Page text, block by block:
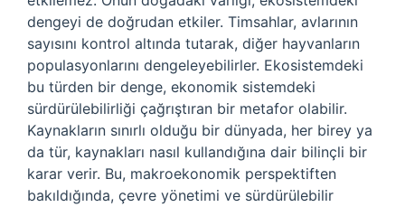
dengeyi de doğrudan etkiler. Timsahlar, avlarının
sayısını kontrol altında tutarak, diğer hayvanların
populasyonlarını dengeleyebilirler. Ekosistemdeki
bu türden bir denge, ekonomik sistemdeki
sürdürülebilirliği çağrıştıran bir metafor olabilir.
Kaynakların sınırlı olduğu bir dünyada, her birey ya
da tür, kaynakları nasıl kullandığına dair bilinçli bir
karar verir. Bu, makroekonomik perspektiften
bakıldığında, çevre yönetimi ve sürdürülebilir